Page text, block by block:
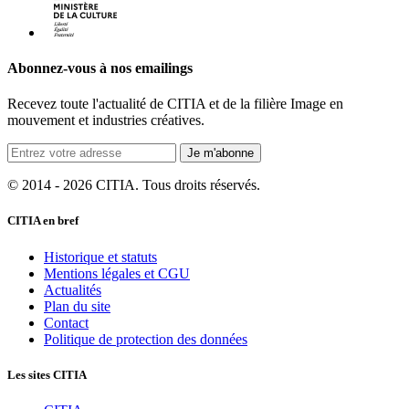
Abonnez-vous à nos emailings
Recevez toute l'actualité de CITIA et de la filière Image en
mouvement et industries créatives.
Je m'abonne
© 2014 - 2026 CITIA. Tous droits réservés.
CITIA en bref
Historique et statuts
Mentions légales et CGU
Actualités
Plan du site
Contact
Politique de protection des données
Les sites CITIA